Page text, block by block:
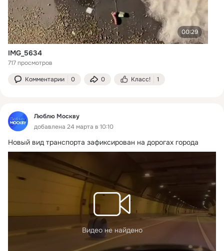
00:29
IMG_5634
717 просмотров
Комментарии 0 0 Класс! 1
Люблю Москву
добавлена 24 марта в 10:10
Новый вид транспорта зафиксирован на дорогах города
Видео не найдено